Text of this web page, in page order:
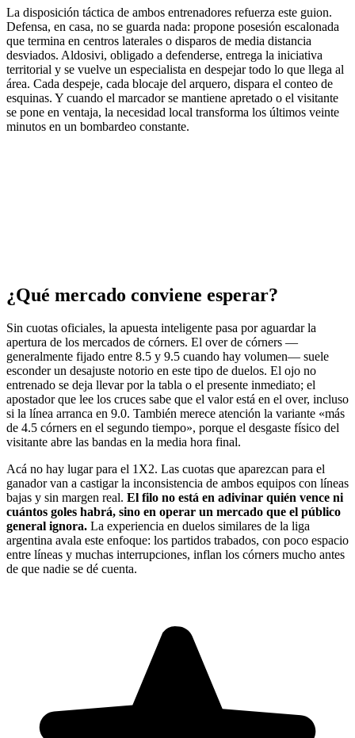
La disposición táctica de ambos entrenadores refuerza este guion.
Defensa, en casa, no se guarda nada: propone posesión escalonada
que termina en centros laterales o disparos de media distancia
desviados. Aldosivi, obligado a defenderse, entrega la iniciativa
territorial y se vuelve un especialista en despejar todo lo que llega al
área. Cada despeje, cada blocaje del arquero, dispara el conteo de
esquinas. Y cuando el marcador se mantiene apretado o el visitante
se pone en ventaja, la necesidad local transforma los últimos veinte
minutos en un bombardeo constante.
¿Qué mercado conviene esperar?
Sin cuotas oficiales, la apuesta inteligente pasa por aguardar la
apertura de los mercados de córners. El over de córners —
generalmente fijado entre 8.5 y 9.5 cuando hay volumen— suele
esconder un desajuste notorio en este tipo de duelos. El ojo no
entrenado se deja llevar por la tabla o el presente inmediato; el
apostador que lee los cruces sabe que el valor está en el over, incluso
si la línea arranca en 9.0. También merece atención la variante «más
de 4.5 córners en el segundo tiempo», porque el desgaste físico del
visitante abre las bandas en la media hora final.
Acá no hay lugar para el 1X2. Las cuotas que aparezcan para el
ganador van a castigar la inconsistencia de ambos equipos con líneas
bajas y sin margen real. El filo no está en adivinar quién vence ni
cuántos goles habrá, sino en operar un mercado que el público
general ignora. La experiencia en duelos similares de la liga
argentina avala este enfoque: los partidos trabados, con poco espacio
entre líneas y muchas interrupciones, inflan los córners mucho antes
de que nadie se dé cuenta.